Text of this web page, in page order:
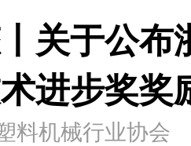
关于公布
进步奖奖
料机械行业协会